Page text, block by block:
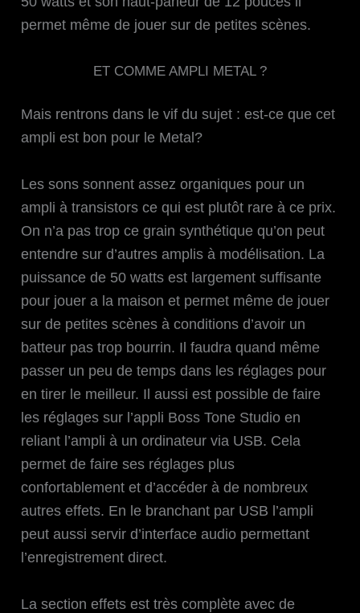
permet même de jouer sur de petites scènes.
ET COMME AMPLI METAL ?
Mais rentrons dans le vif du sujet : est-ce que cet
ampli est bon pour le Metal?
Les sons sonnent assez organiques pour un
ampli à transistors ce qui est plutôt rare à ce prix.
On n’a pas trop ce grain synthétique qu’on peut
entendre sur d’autres amplis à modélisation. La
puissance de 50 watts est largement suffisante
pour jouer a la maison et permet même de jouer
sur de petites scènes à conditions d’avoir un
batteur pas trop bourrin. Il faudra quand même
passer un peu de temps dans les réglages pour
en tirer le meilleur. Il aussi est possible de faire
les réglages sur l’appli Boss Tone Studio en
reliant l’ampli à un ordinateur via USB. Cela
permet de faire ses réglages plus
confortablement et d’accéder à de nombreux
autres effets. En le branchant par USB l’ampli
peut aussi servir d’interface audio permettant
l’enregistrement direct.
La section effets est très complète avec de